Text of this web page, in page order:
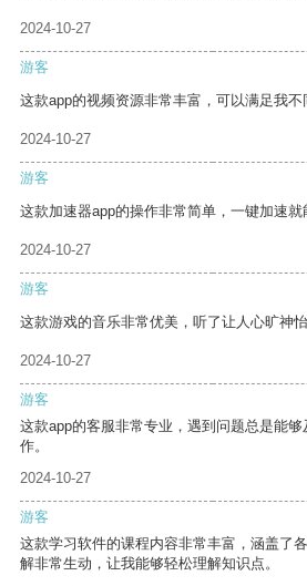
2024-10-27
游客
这款app的视频资源非常丰富，可以满足我不
2024-10-27
游客
这款加速器app的操作非常简单，一键加速就
2024-10-27
游客
这款游戏的音乐非常优美，听了让人心旷神怡
2024-10-27
游客
这款app的客服非常专业，遇到问题总是能
作。
2024-10-27
游客
这款学习软件的课程内容非常丰富，涵盖了
解非常生动，让我能够轻松理解知识点。